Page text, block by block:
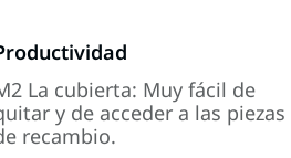
La cubierta: Muy fácil de
y de acceder a las piezas
recambio.